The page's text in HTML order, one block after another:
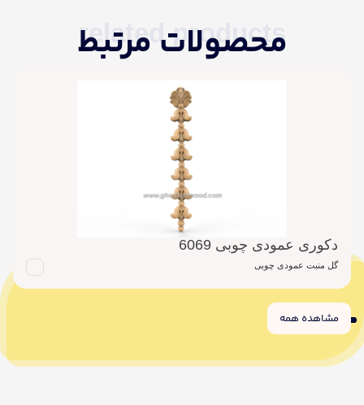
related products
محصولات مرتبط
دکوری عمودی چوبی 6069
گل منبت عمودی چوبی
1
2
3
4 مشاهده همه